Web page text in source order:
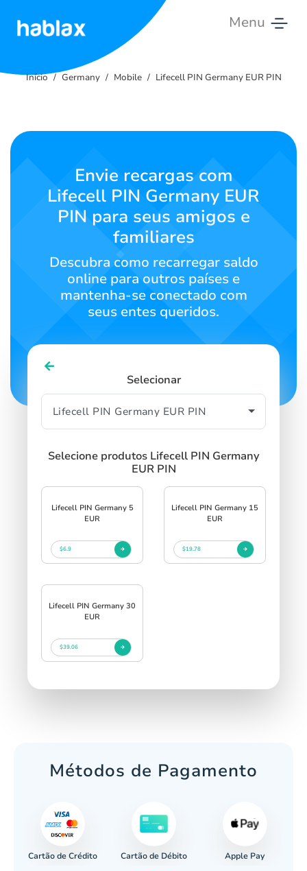
Menu
Tarifas
Contate-
Português
SIGN UP
Início Germany Mobile Lifecell PIN Germany EUR PIN
Envie recargas com
Lifecell PIN Germany EUR
PIN para seus amigos e
familiares
Descubra como recarregar saldo
online para outros países e
mantenha-se conectado com
seus entes queridos.
Selecionar
Selecione produtos Lifecell PIN Germany
EUR PIN
Lifecell PIN Germany 5
EUR
$6.9
Lifecell PIN Germany 15
EUR
$19.78
Lifecell PIN Germany 30
EUR
$39.06
Métodos de Pagamento
Cartão de Crédito Cartão de Débito Apple Pay